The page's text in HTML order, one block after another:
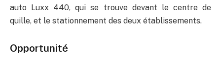
auto Luxx 440, qui se trouve devant le centre de
quille, et le stationnement des deux établissements.
Opportunité